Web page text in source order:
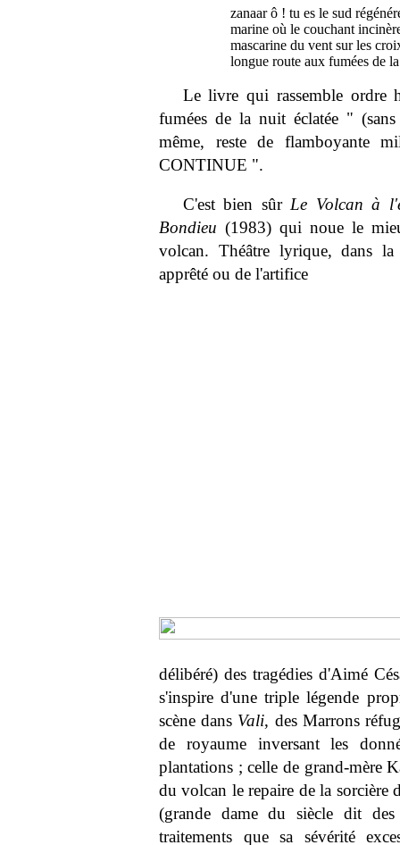
zanaar ô ! tu es le sud
marine où le couchant
mascarine du vent sur les
longue route aux fumées de
Le livre qui rassemble
fumées de la nuit éclatée "
même, reste de flamboyante
CONTINUE ".
C'est bien sûr Le Volcan à
Bondieu(1983) qui noue le
volcan. Théâtre lyrique, dans
apprêté ou de l'artifice
délibéré) des tragédies d'Aimé
s'inspire d'une triple légende
scène dans Vali, des Marrons
de royaume inversant les
plantations ; celle de grand-mère
du volcan le repaire de la sorcière
(grande dame du siècle dit des
traitements que sa sévérité